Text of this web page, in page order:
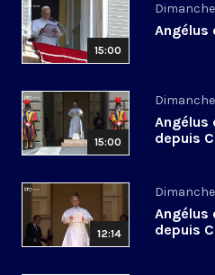
15:00
Angélus
15:00
Angélus
depuis
12:14
Angélus
depuis